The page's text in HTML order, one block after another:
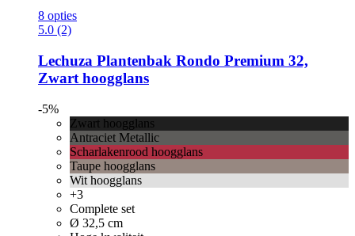
8 opties
5.0 (2)
Lechuza Plantenbak Rondo Premium 32,
Zwart hoogglans
-5%
Zwart hoogglans
Antraciet Metallic
Scharlakenrood hoogglans
Taupe hoogglans
Wit hoogglans
+3
Complete set
Ø 32,5 cm